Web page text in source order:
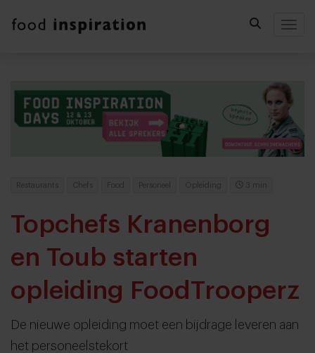
Restaurants Chefs Food Personeel Opleiding 3 min
Topchefs Kranenborg
en Toub starten
opleiding FoodTrooperz
De nieuwe opleiding moet een bijdrage leveren aan
het personeelstekort